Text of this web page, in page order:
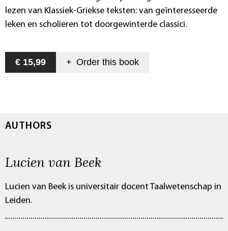
lezen van Klassiek-Griekse teksten: van geïnteresseerde
leken en scholieren tot doorgewinterde classici.
€ 15,99 + Order this book
AUTHORS
Lucien van Beek
Lucien van Beek is universitair docent Taalwetenschap in
Leiden.